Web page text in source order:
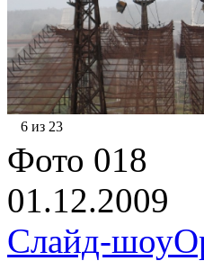
6 из 23
Фото 018
01.12.2009
Слайд-шоу